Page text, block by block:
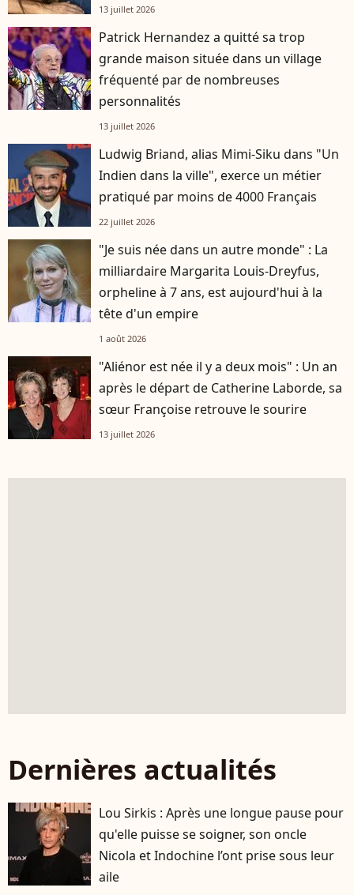
13 juillet 2026
Patrick Hernandez a quitté sa trop
grande maison située dans un village
fréquenté par de nombreuses
personnalités
13 juillet 2026
Ludwig Briand, alias Mimi-Siku dans "Un
Indien dans la ville", exerce un métier
pratiqué par moins de 4000 Français
22 juillet 2026
"Je suis née dans un autre monde" : La
milliardaire Margarita Louis-Dreyfus,
orpheline à 7 ans, est aujourd'hui à la
tête d'un empire
1 août 2026
"Aliénor est née il y a deux mois" : Un an
après le départ de Catherine Laborde, sa
sœur Françoise retrouve le sourire
13 juillet 2026
Dernières actualités
Lou Sirkis : Après une longue pause pour
qu'elle puisse se soigner, son oncle
Nicola et Indochine l’ont prise sous leur
aile